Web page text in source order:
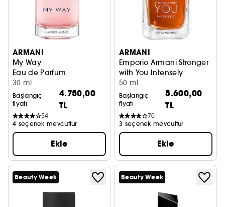
ARMANI
My Way
Eau de Parfum
30 ml
Başlangıç
fiyatı
4.750,00
TL
54
4 seçenek mevcuttur
Ekle
ARMANI
Emporio Armani Stronger
with You Intensely
Eau de Parfum
50 ml
Başlangıç
fiyatı
5.600,00
TL
70
3 seçenek mevcuttur
Ekle
Beauty Week Beauty Week